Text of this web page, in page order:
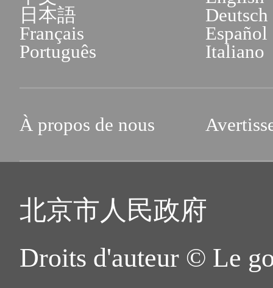
日本語
Deutsch
Français
Español
Português
Italiano
À propos de nous
北京市人民政府
Droits d'auteur © Le